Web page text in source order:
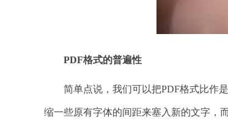
PDF格式的普遍性
简单点说，我们可以把PDF格式比作是
缩一些原有字体的间距来塞入新的文字，